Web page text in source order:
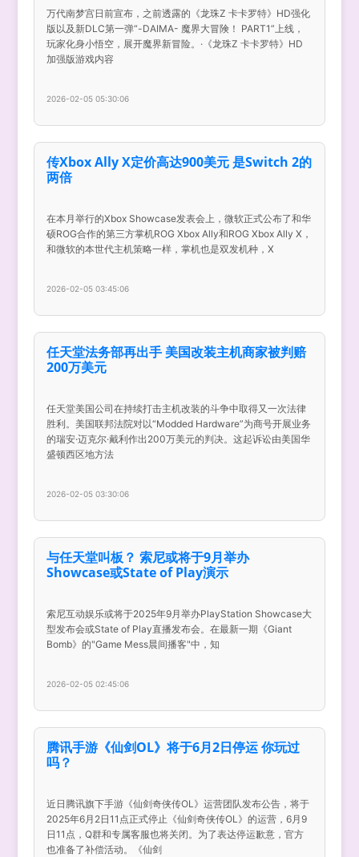
万代南梦宫日前宣布，之前透露的《龙珠Z 卡卡罗特》HD强化
版以及新DLC第一弹“-DAIMA- 魔界大冒険！ PART1”上线，
玩家化身小悟空，展开魔界新冒险。·《龙珠Z 卡卡罗特》HD
加强版游戏内容
2026-02-05 05:30:06
传Xbox Ally X定价高达900美元 是Switch 2的
两倍
在本月举行的Xbox Showcase发表会上，微软正式公布了和华
硕ROG合作的第三方掌机ROG Xbox Ally和ROG Xbox Ally X，
和微软的本世代主机策略一样，掌机也是双发机种，X
2026-02-05 03:45:06
任天堂法务部再出手 美国改装主机商家被判赔
200万美元
任天堂美国公司在持续打击主机改装的斗争中取得又一次法律
胜利。美国联邦法院对以“Modded Hardware”为商号开展业务
的瑞安·迈克尔·戴利作出200万美元的判决。这起诉讼由美国华
盛顿西区地方法
2026-02-05 03:30:06
与任天堂叫板？ 索尼或将于9月举办
Showcase或State of Play演示
索尼互动娱乐或将于2025年9月举办PlayStation Showcase大
型发布会或State of Play直播发布会。在最新一期《Giant
Bomb》的"Game Mess晨间播客"中，知
2026-02-05 02:45:06
腾讯手游《仙剑OL》将于6月2日停运 你玩过
吗？
近日腾讯旗下手游《仙剑奇侠传OL》运营团队发布公告，将于
2025年6月2日11点正式停止《仙剑奇侠传OL》的运营，6月9
日11点，Q群和专属客服也将关闭。为了表达停运歉意，官方
也准备了补偿活动。《仙剑